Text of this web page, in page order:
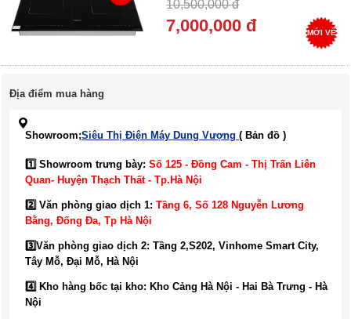
10,500,000 đ
7,000,000 đ MỚI VỀ
Địa điểm mua hàng
Showroom;Siêu Thị Điện Máy Dung Vượng ( Bản đồ )
1️⃣ Showroom trưng bày: Số 125 - Đồng Cam - Thị Trấn Liên
Quan- Huyện Thạch Thất - Tp.Hà Nội
2️⃣ Văn phòng giao dịch 1: Tầng 6, Số 128 Nguyễn Lương
Bằng, Đống Đa, Tp Hà Nội
3️⃣Văn phòng giao dịch 2: Tầng 2,S202, Vinhome Smart City,
Tây Mỗ, Đại Mỗ, Hà Nội
4️⃣ Kho hàng bốc tại kho: Kho Cảng Hà Nội - Hai Bà Trưng - Hà
Nội